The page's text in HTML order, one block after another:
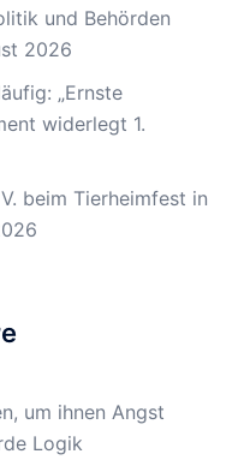
und Behörden
2026
„Ernste
widerlegt 1.
beim Tierheimfest in
um ihnen Angst
Logik